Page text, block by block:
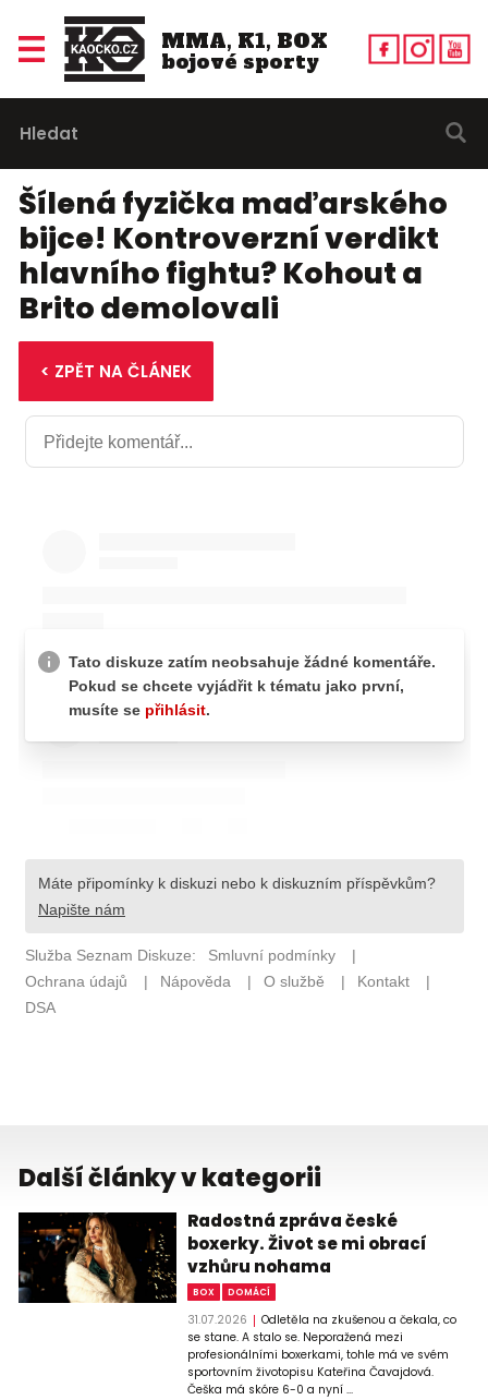
MMA, K1, BOX
bojové sporty
Šílená fyzička maďarského
bijce! Kontroverzní verdikt
hlavního fightu? Kohout a
Brito demolovali
< ZPĚT NA ČLÁNEK
Další články v kategorii
Radostná zpráva české
boxerky. Život se mi obrací
vzhůru nohama
BOX DOMÁCÍ
31.07.2026
Odletěla na zkušenou a čekala, co
se stane. A stalo se. Neporažená mezi
profesionálními boxerkami, tohle má ve svém
sportovním životopisu Kateřina Čavajdová.
Češka má skóre 6-0 a nyní ...